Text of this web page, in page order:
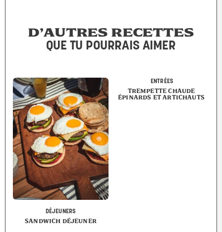
D’AUTRES RECETTES
QUE TU POURRAIS AIMER
DÉJEUNERS
SANDWICH DÉJEUNER
ENTRÉES
TREMPETTE CHAUDE
ÉPINARDS ET ARTICHAUTS